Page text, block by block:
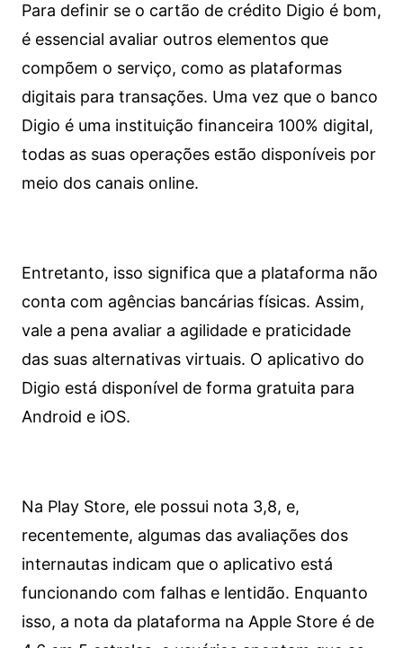
Para definir se o cartão de crédito Digio é bom,
é essencial avaliar outros elementos que
compõem o serviço, como as plataformas
digitais para transações. Uma vez que o banco
Digio é uma instituição financeira 100% digital,
todas as suas operações estão disponíveis por
meio dos canais online.
Entretanto, isso significa que a plataforma não
conta com agências bancárias físicas. Assim,
vale a pena avaliar a agilidade e praticidade
das suas alternativas virtuais. O aplicativo do
Digio está disponível de forma gratuita para
Android e iOS.
Na Play Store, ele possui nota 3,8, e,
recentemente, algumas das avaliações dos
internautas indicam que o aplicativo está
funcionando com falhas e lentidão. Enquanto
isso, a nota da plataforma na Apple Store é de